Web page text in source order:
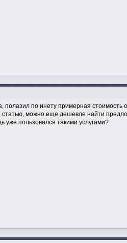
полазил по инету примерная стоимость
можно еще дешевле найти
пользовался такими услугами?